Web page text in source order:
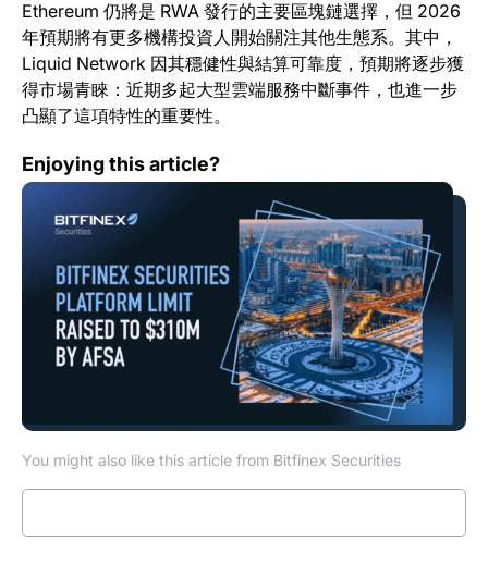
Ethereum 仍將是 RWA 發行的主要區塊鏈選擇，但 2026
年預期將有更多機構投資人開始關注其他生態系。其中，
Liquid Network 因其穩健性與結算可靠度，預期將逐步獲
得市場青睞：近期多起大型雲端服務中斷事件，也進一步
凸顯了這項特性的重要性。
Enjoying this article?
You might also like this article from Bitfinex Securities
阿斯塔納金融服務監管局上調 Bitfinex Securities 平台額度